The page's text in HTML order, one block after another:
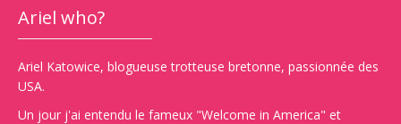
Ariel who?
Ariel Katowice, blogueuse trotteuse bretonne, passionnée des
USA.
Un jour j'ai entendu le fameux "Welcome in America" et